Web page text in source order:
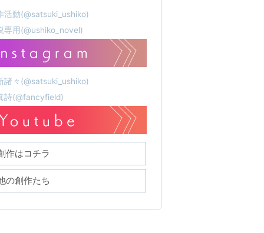
活動(@satsuki_ushiko)
専用(@ushiko_novel)
諸々(@satsuki_ushiko)
詩(@fancyfield)
作はコチラ
の創作たち